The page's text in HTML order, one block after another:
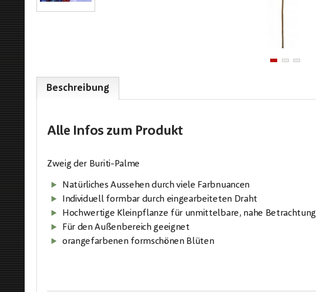
Beschreibung
Alle Infos zum Produkt
Zweig der Buriti-Palme
Natürliches Aussehen durch viele Farbnuancen
Individuell formbar durch eingearbeiteten Draht
Hochwertige Kleinpflanze für unmittelbare, nahe Betrachtung
Für den Außenbereich geeignet
orangefarbenen formschönen Blüten